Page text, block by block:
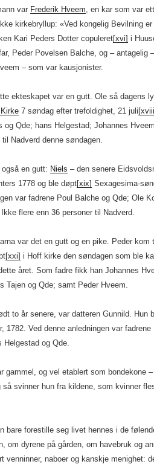
var Frederik Hveem, en kar som var
kirkebryllup: «Ved kongelig Bevilning
Kari Peders Dotter copuleret[xvi] i
Peder Povelsen Balche, og – antagelig
– som var kausjonister.
ekteskapet var en gutt. Ole så dagens
7 søndag efter trefoldighet, 21 juli
og Qde; hans Helgestad; Johannes
Nadverd denne søndagen.
en gutt: Niels – den senere
1778 og ble døpt[xix] Sexagesima-
var fadrene Poul Balche og Qde; Ole
flere enn 36 personer til Nadverd.
var det en gutt og en pike. Peder kom
[xxi] i Hoff kirke den søndagen som ble
året. Som fadre fikk han Johannes
Tajen og Qde; samt Peder Hveem.
to år senere, var datteren Gunnild. Hun
1782. Ved denne anledningen var
Helgestad og Qde.
gammel, og vel etablert som bondekone
så svinner hun fra kildene, som kvinner
bare forestille seg livet hennes i de
om dyrene på gården, om havebruk og
venninner, naboer og kanskje menighet: